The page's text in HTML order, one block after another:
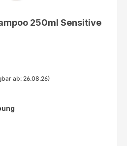
250ml Sensitive
ab: 26.08.26)